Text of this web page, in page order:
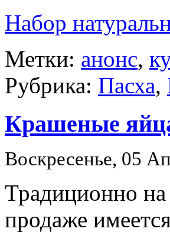
Набор
Метки: анонс,
Рубрика: Пасха,
Крашеные
Воскресенье, 05
Традиционно
продаже